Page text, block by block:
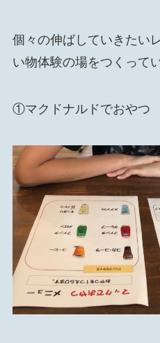
個々の伸ばしていきたい
い物体験の場をつくって
①マクドナルドでおやつ